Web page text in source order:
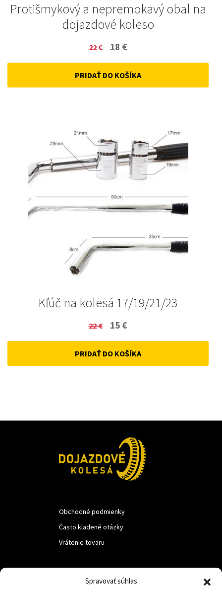
Spravovať súhlas
Protišmykový a nepremokavý obal na
dojazdové koleso
22€
Original
price
was:
18 €
price
is:
PRIDAŤ DO KOŠÍKA
Kľúč na kolesá 17/19/21/23
22€
Original
price
was:
15 €
price
is:
PRIDAŤ DO KOŠÍKA
Obchodné podmienky
Často kladené otázky
Vrátenie tovaru